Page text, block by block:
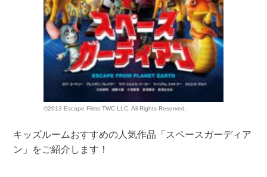
©2013 Escape Films TWC LLC. All Rights Reserved.
キッズルームおすすめの人気作品「スペースガーディア
ン」をご紹介します！